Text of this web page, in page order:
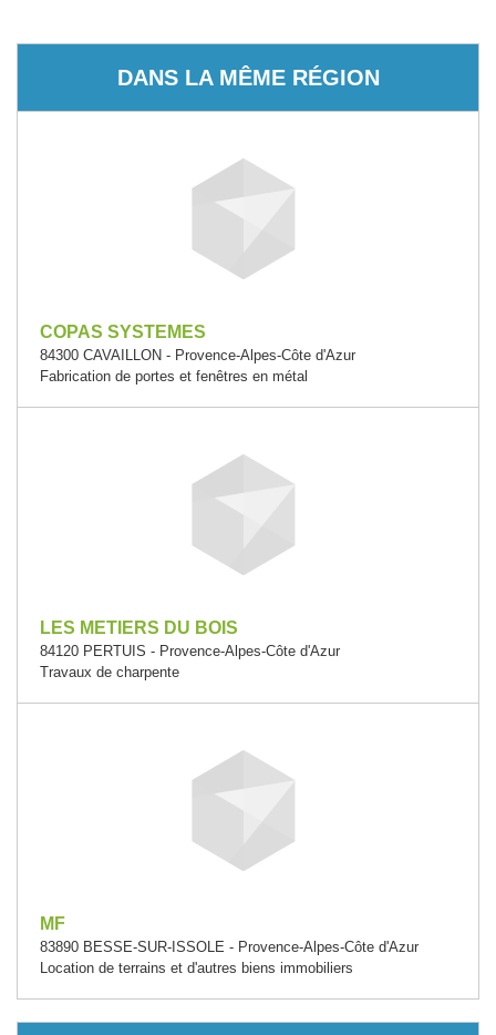
DANS LA MÊME RÉGION
COPAS SYSTEMES
84300 CAVAILLON - Provence-Alpes-Côte d'Azur
Fabrication de portes et fenêtres en métal
LES METIERS DU BOIS
84120 PERTUIS - Provence-Alpes-Côte d'Azur
Travaux de charpente
MF
83890 BESSE-SUR-ISSOLE - Provence-Alpes-Côte d'Azur
Location de terrains et d'autres biens immobiliers